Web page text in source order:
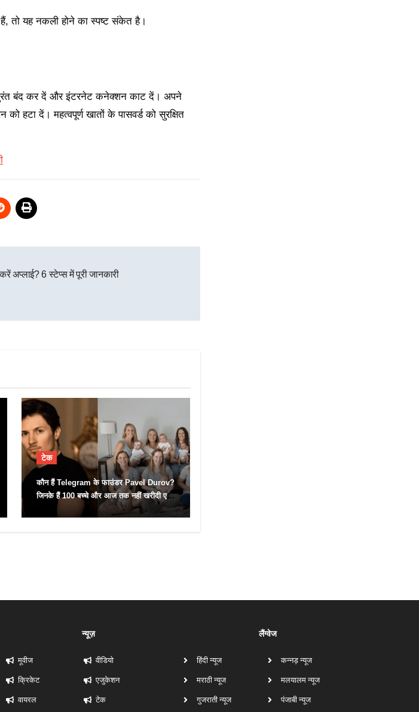
तो यह नकली होने का स्पष्ट संकेत है।
बंद कर दें और इंटरनेट कनेक्शन काट दें। अपने
हटा दें। महत्वपूर्ण खातों के पासवर्ड को सुरक्षित
अप्लाई? 6 स्टेप्स में पूरी जानकारी
टेक
कौन हैं Telegram के फाउंडर Pavel Durov?
जिनके हैं 100 बच्चे और आज तक नहीं खरीदी एक
न्यूज़
मूवीज
क्रिकेट
वायरल
वीडियो
एजुकेशन
टेक
लैंग्वेज
हिंदी न्यूज
मराठी न्यूज
गुजराती न्यूज
कन्नड़ न्यूज
मलयालम न्यूज
पंजाबी न्यूज